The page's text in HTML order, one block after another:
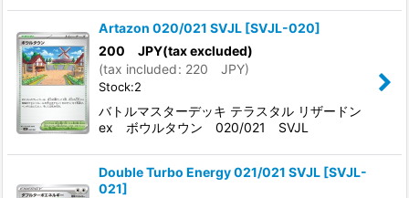
Artazon 020/021 SVJL [SVJL-020]
200 JPY(tax excluded)
(tax included: 220 JPY)
Stock:2
バトルマスターデッキ テラスタル リザードン
ex ボウルタウン 020/021 SVJL
Double Turbo Energy 021/021 SVJL [SVJL-
021]